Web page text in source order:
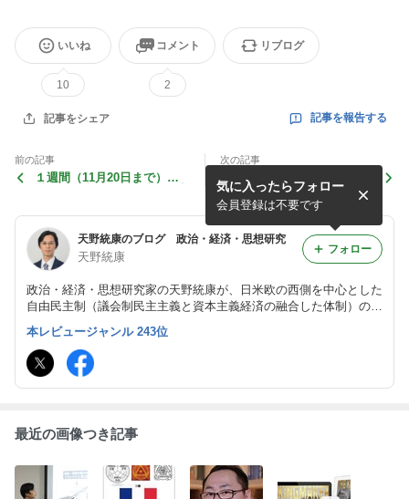
いいね
10
コメント
2
リブログ
記事をシェア 記事を報告する
前の記事
１週間（11月20日まで）の
成
次の記事
世界中で通貨供給量が増加し
てもＧＤＰに反映しない理
由 Ｒヴェルナー氏の信用創
造理論の正しさの証明
天野統康のブログ 政治・経済・思想研究
天野統康
政治・経済・思想研究家の天野統康が、日米欧の西側を中心とした
自由民主制（議会制民主主義と資本主義経済の融合した体制）の分
析を行います。 政治、経済、社会、生活、思想、文化などについ
て書いていきます。
気に入ったらフォロー
会員登録は不要です
フォロー
本レビュージャンル 243位
最近の画像つき記事